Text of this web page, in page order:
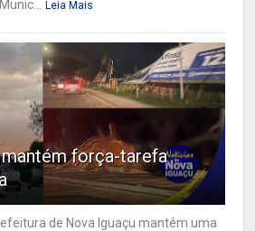
Leia Mais
força-tarefa
de Nova Iguaçu mantém uma